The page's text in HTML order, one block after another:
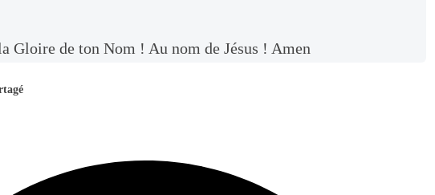
Gloire de ton Nom ! Au nom de Jésus ! Amen